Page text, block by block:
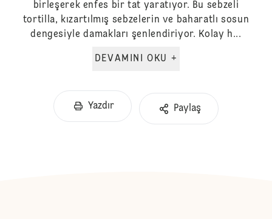
birleşerek enfes bir tat yaratıyor. Bu sebzeli
tortilla, kızartılmış sebzelerin ve baharatlı sosun
dengesiyle damakları şenlendiriyor. Kolay h...
DEVAMINI OKU +
Yazdır Paylaş